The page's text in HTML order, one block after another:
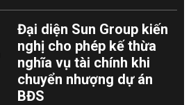
Đại diện Sun Group kiến
nghị cho phép kế thừa
nghĩa vụ tài chính khi
chuyển nhượng dự án
BĐS